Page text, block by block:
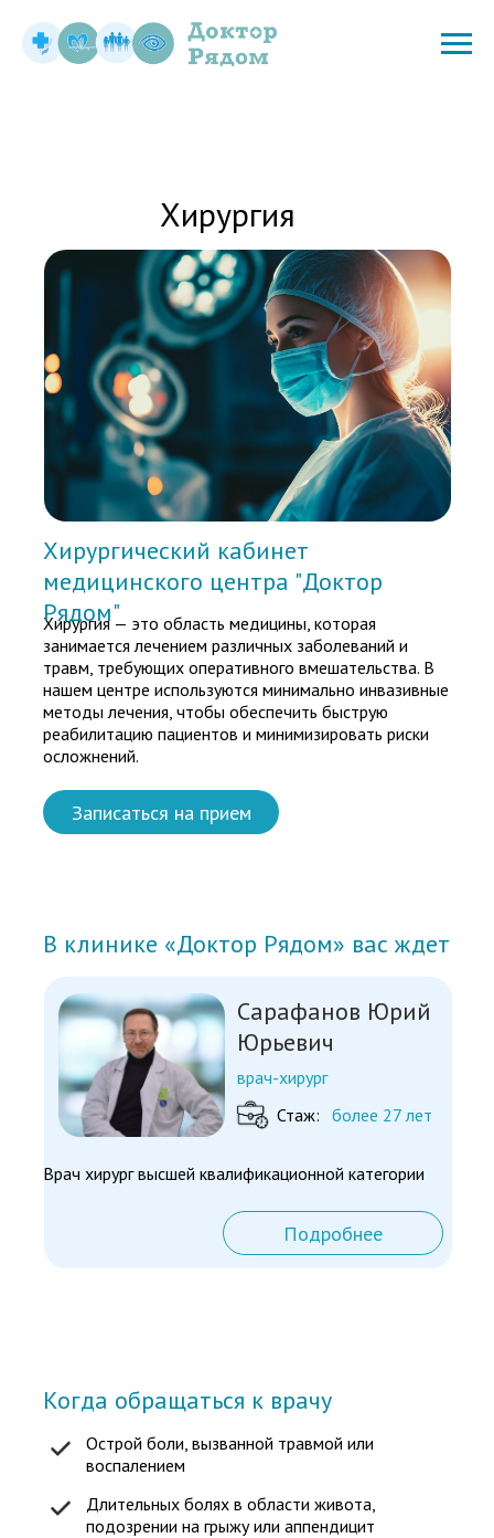
Хирургия
В клинике «Доктор Рядом» вас ждет
Сарафанов Юрий
Юрьевич
врач-хирург
Стаж:
Подробнее
более 27 лет
Хирургия — это область медицины, которая
занимается лечением различных заболеваний и
травм, требующих оперативного вмешательства. В
нашем центре используются минимально инвазивные
методы лечения, чтобы обеспечить быструю
реабилитацию пациентов и минимизировать риски
осложнений.
Хирургический кабинет
медицинского центра "Доктор
Рядом"
Врач хирург высшей квалификационной категории
Записаться на прием
Острой боли, вызванной травмой или
воспалением
Длительных болях в области живота,
подозрении на грыжу или аппендицит
Когда обращаться к врачу